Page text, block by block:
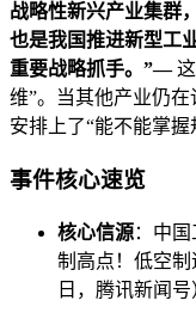
战略性新兴产业集群
也是我国推进新型工
重要战略抓手。”—这
维”。当其他产业仍
安排上了“能不能掌握
事件核心速览
核心信源：中
制高点！低空制
日，腾讯新闻号